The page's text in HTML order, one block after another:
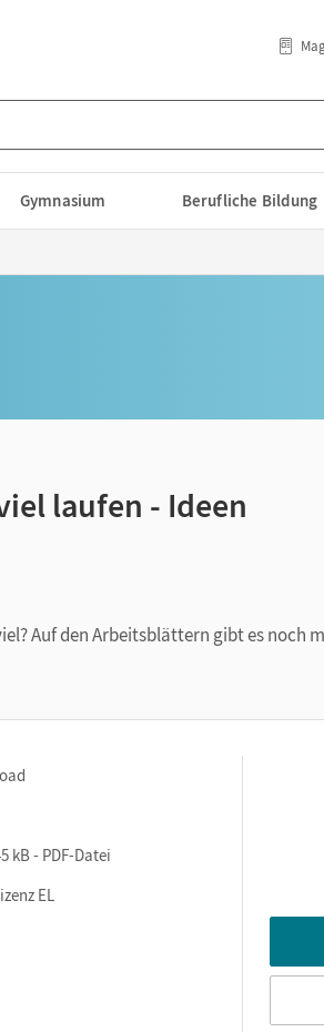
Gymnasium Berufliche Bildung
laufen - Ideen
Auf den Arbeitsblättern gibt es noch
kB - PDF-Datei
EL